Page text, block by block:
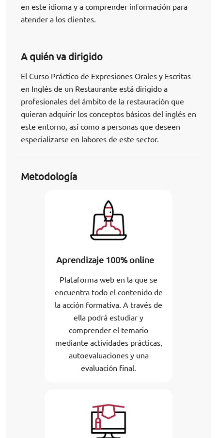
en este idioma y a comprender información para
atender a los clientes.
A quién va dirigido
El Curso Práctico de Expresiones Orales y Escritas
en Inglés de un Restaurante está dirigido a
profesionales del ámbito de la restauración que
quieran adquirir los conceptos básicos del inglés en
este entorno, así como a personas que deseen
especializarse en labores de este sector.
Metodología
Aprendizaje 100% online
Plataforma web en la que se
encuentra todo el contenido de
la acción formativa. A través de
ella podrá estudiar y
comprender el temario
mediante actividades prácticas,
autoevaluaciones y una
evaluación final.